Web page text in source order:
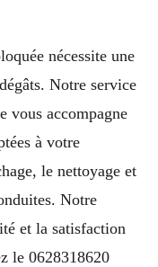
nécessite une
Notre service
vous accompagne
à votre
le nettoyage et
Notre
et la satisfaction
le 0628318620